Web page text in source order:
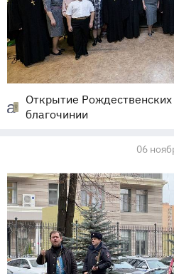
Открытие
благочинии
06